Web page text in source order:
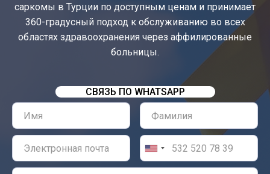
саркомы в Турции по доступным ценам и принимает
360-градусный подход к обслуживанию во всех
областях здравоохранения через аффилированные
больницы.
СВЯЗЬ ПО WHATSAPP